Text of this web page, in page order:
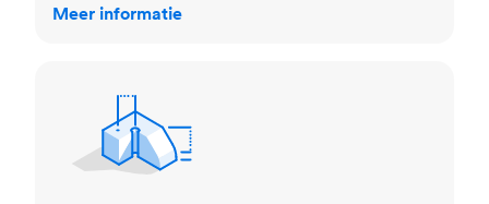
Meer informatie